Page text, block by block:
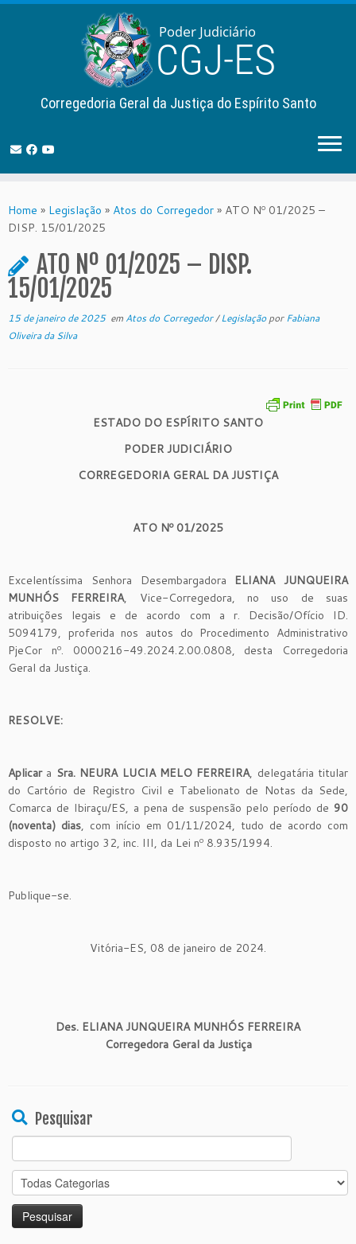
to
content
Corregedoria Geral da Justiça do Espírito Santo
Home » Legislação » Atos do Corregedor » ATO Nº 01/2025 –
DISP. 15/01/2025
ATO Nº 01/2025 – DISP.
15/01/2025
15 de janeiro de 2025em Atos do Corregedor/LegislaçãoporFabiana
Oliveira da Silva
ESTADO DO ESPÍRITO SANTO
PODER JUDICIÁRIO
CORREGEDORIA GERAL DA JUSTIÇA
ATO Nº 01/2025
Excelentíssima Senhora Desembargadora ELIANA JUNQUEIRA
MUNHÓS FERREIRA, Vice-Corregedora, no uso de suas
atribuições legais e de acordo com a r. Decisão/Ofício ID.
5094179, proferida nos autos do Procedimento Administrativo
PjeCor nº. 0000216-49.2024.2.00.0808, desta Corregedoria
Geral da Justiça.
RESOLVE:
Aplicara Sra. NEURA LUCIA MELO FERREIRA, delegatária titular
do Cartório de Registro Civil e Tabelionato de Notas da Sede,
Comarca de Ibiraçu/ES, a pena de suspensão pelo período de 90
(noventa) dias, com início em 01/11/2024, tudo de acordo com
disposto no artigo 32, inc. III, da Lei nº 8.935/1994.
Publique-se.
Vitória-ES, 08 de janeiro de 2024.
Des. ELIANA JUNQUEIRA MUNHÓS FERREIRA
Corregedora Geral da Justiça
Pesquisar
Search
for: